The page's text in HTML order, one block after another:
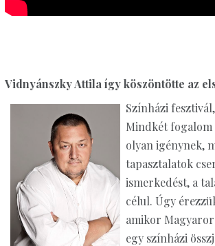
Vidnyánszky Attila így köszöntötte az
Színházi
Mindkét fogalom
olyan igénynek,
tapasztalatok
ismerkedést, a
célul. Úgy
amikor
egy színházi